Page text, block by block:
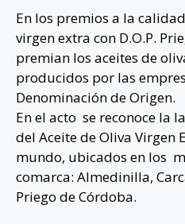
En los premios a la
virgen extra con D.O.P.
premian los aceites de
producidos por las
Denominación de Origen.
En el acto se reconoce la
del Aceite de Oliva Virgen
mundo, ubicados en los
comarca: Almedinilla,
Priego de Córdoba.